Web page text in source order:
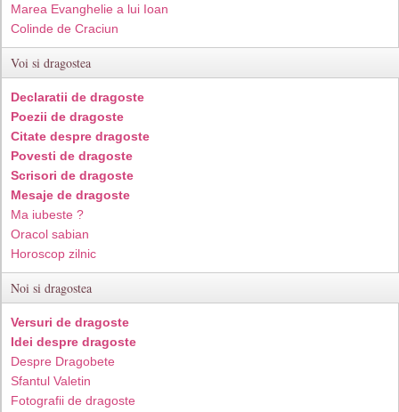
Marea Evanghelie a lui Ioan
Colinde de Craciun
Voi si dragostea
Declaratii de dragoste
Poezii de dragoste
Citate despre dragoste
Povesti de dragoste
Scrisori de dragoste
Mesaje de dragoste
Ma iubeste ?
Oracol sabian
Horoscop zilnic
Noi si dragostea
Versuri de dragoste
Idei despre dragoste
Despre Dragobete
Sfantul Valetin
Fotografii de dragoste